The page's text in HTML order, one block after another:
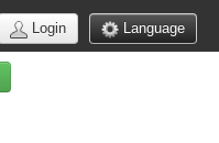
Language
Login